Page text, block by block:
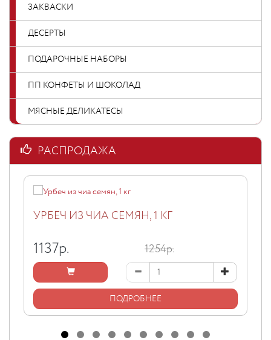
ЗАКВАСКИ
ДЕСЕРТЫ
ПОДАРОЧНЫЕ НАБОРЫ
ПП КОНФЕТЫ И ШОКОЛАД
МЯСНЫЕ ДЕЛИКАТЕСЫ
РАСПРОДАЖА
УРБЕЧ ИЗ ЧИА СЕМЯН, 1 КГ
1137р. 1254р.
ПОДРОБНЕЕ